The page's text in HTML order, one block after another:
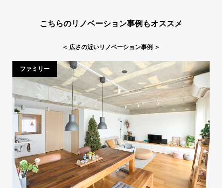
こちらのリノベーション事例もオススメ
＜ 広さの近いリノベーション事例 ＞
ファミリー